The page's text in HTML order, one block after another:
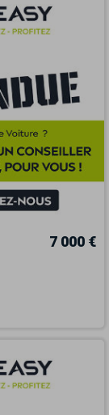
7 000 €